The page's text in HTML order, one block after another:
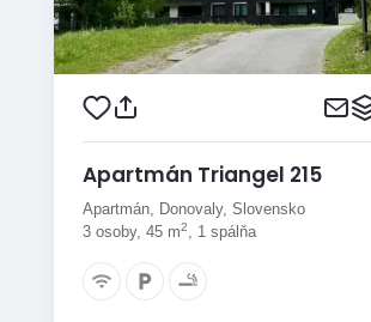
Apartmán Triangel 215
Apartmán, Donovaly, Slovensko
3 osoby, 45 m2, 1 spálňa